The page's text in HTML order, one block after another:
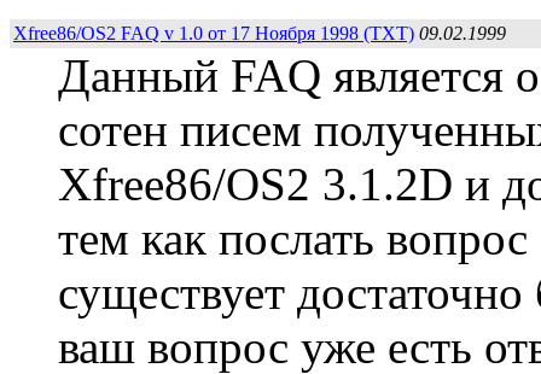
Xfree86/OS2 FAQ v 1.0 от 17 Ноября 1998 (TXT) 09.02.1999
Данный FAQ является
сотен писем
Xfree86/OS2 3.1.2D и
тем как послать
существует
ваш вопрос уже есть